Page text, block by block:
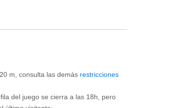
m, consulta las demás restricciones
del juego se cierra a las 18h, pero